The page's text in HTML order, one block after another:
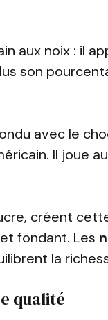
aux noix : il
son
avec le
Il joue
créent
fondant. Les
la
qualité